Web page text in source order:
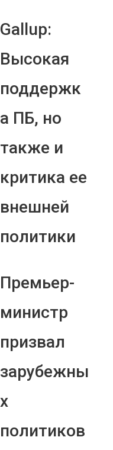
Gallup:
Высокая
поддержк
а ПБ, но
также и
критика ее
внешней
политики
Премьер-
министр
призвал
зарубежны
х
политиков